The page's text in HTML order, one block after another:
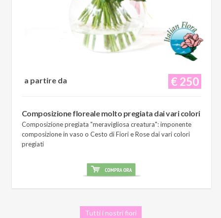
€ 250
a partire da
Composizione floreale molto pregiata dai vari colori
Composizione pregiata "meravigliosa creatura": imponente
composizione in vaso o Cesto di Fiori e Rose dai vari colori
pregiati
Tutti i nostri fiori